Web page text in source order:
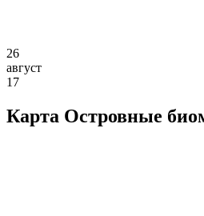
26
август
17
Карта Островные